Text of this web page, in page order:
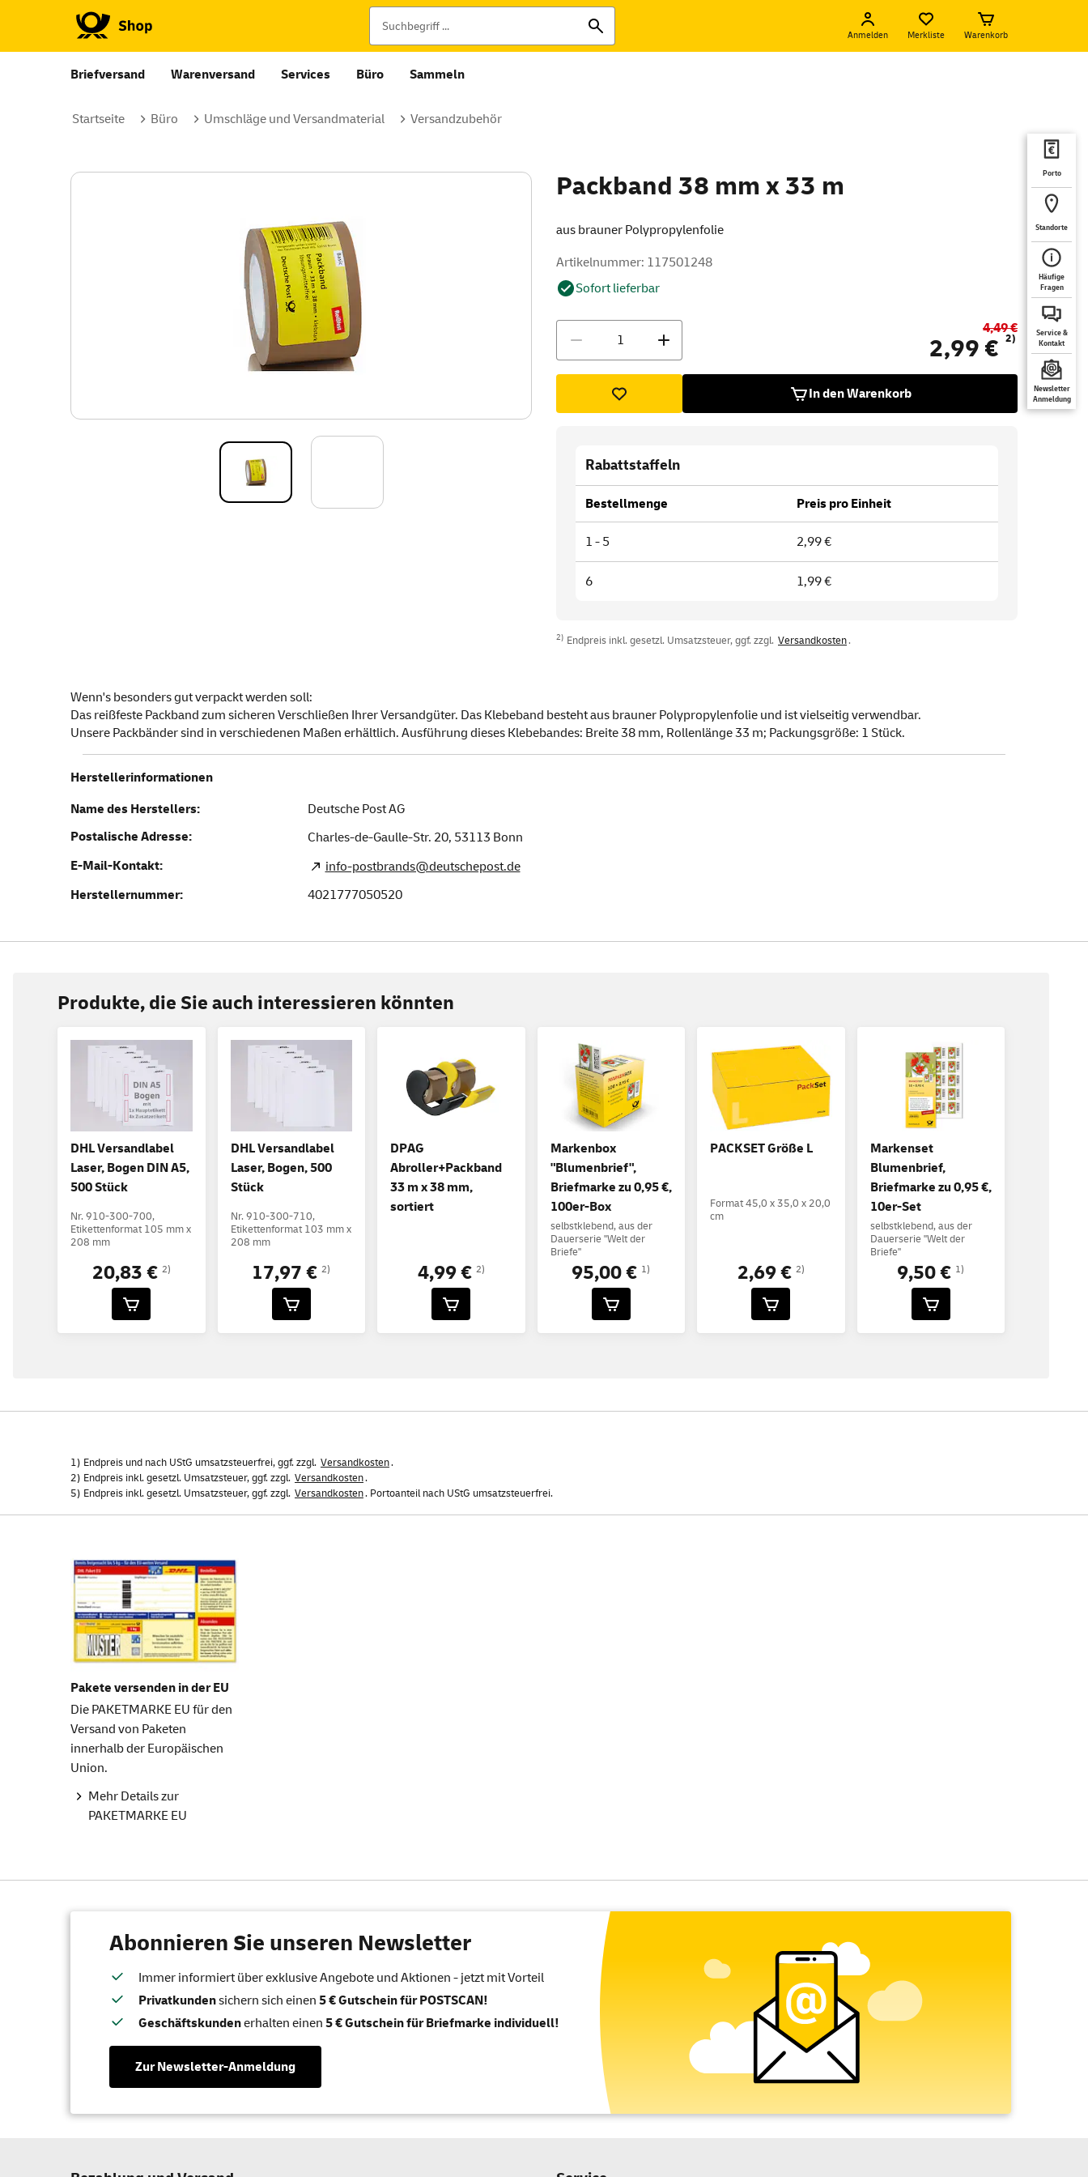
Anmelden Merkliste Warenkorb
Briefversand Warenversand Services Büro Sammeln
Porto
Standorte
Häufige
Fragen
Service &
Kontakt
Newsletter
Anmeldung
Startseite Büro Umschläge und Versandmaterial Versandzubehör
Packband 38 mm x 33 m
aus brauner Polypropylenfolie
Artikelnummer: 117501248
Sofort lieferbar
4,49 €
2,99 € 2)
In den Warenkorb
Rabattstaffeln
Bestellmenge Preis pro Einheit
1 - 5 2,99 €
6 1,99 €
2) Endpreis inkl. gesetzl. Umsatzsteuer, ggf. zzgl. Versandkosten.
Wenn's besonders gut verpackt werden soll:
Das reißfeste Packband zum sicheren Verschließen Ihrer Versandgüter. Das Klebeband besteht aus brauner Polypropylenfolie und ist vielseitig verwendbar.
Unsere Packbänder sind in verschiedenen Maßen erhältlich. Ausführung dieses Klebebandes: Breite 38 mm, Rollenlänge 33 m; Packungsgröße: 1 Stück.
Herstellerinformationen
Name des Herstellers:
Deutsche Post AG
Postalische Adresse:
Charles-de-Gaulle-Str. 20, 53113 Bonn
E-Mail-Kontakt:
info-postbrands@deutschepost.de
Herstellernummer:
4021777050520
Produkte, die Sie auch interessieren könnten
DHL Versandlabel
Laser, Bogen DIN A5,
500 Stück
Nr. 910-300-700,
Etikettenformat 105 mm x
208 mm
20,83 € 2)
DHL Versandlabel
Laser, Bogen, 500
Stück
Nr. 910-300-710,
Etikettenformat 103 mm x
208 mm
17,97 €2)
DPAG
Abroller+Packband
33 m x 38 mm,
sortiert
4,99 € 2)
Markenbox
"Blumenbrief",
Briefmarke zu 0,95 €,
100er-Box
selbstklebend, aus der
Dauerserie "Welt der
Briefe"
95,00 € 1)
PACKSET Größe L
Format 45,0 x 35,0 x 20,0
cm
2,69 € 2)
Markenset
Blumenbrief,
Briefmarke zu 0,95 €,
10er-Set
selbstklebend, aus der
Dauerserie "Welt der
Briefe"
9,50 € 1)
1) Endpreis und nach UStG umsatzsteuerfrei, ggf. zzgl. Versandkosten.
2) Endpreis inkl. gesetzl. Umsatzsteuer, ggf. zzgl. Versandkosten.
5) Endpreis inkl. gesetzl. Umsatzsteuer, ggf. zzgl. Versandkosten. Portoanteil nach UStG umsatzsteuerfrei.
Pakete versenden in der EU
Die PAKETMARKE EU für den
Versand von Paketen
innerhalb der Europäischen
Union.
Mehr Details zur
PAKETMARKE EU
Abonnieren Sie unseren Newsletter
Immer informiert über exklusive Angebote und Aktionen - jetzt mit Vorteil
Privatkundensichern sich einen 5 € Gutschein für POSTSCAN!
Geschäftskundenerhalten einen 5 € Gutschein für Briefmarke individuell!
Zur Newsletter-Anmeldung